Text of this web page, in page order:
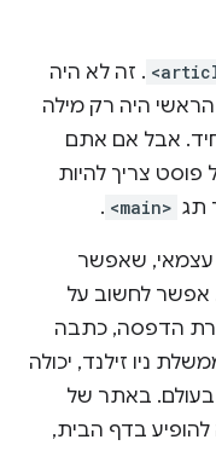
. זה לא היה
היה רק מילה
אבל אם אתם
פוסט צריך להיות
תג <main>
.
עצמאי, שאפשר
אפשר לחשוב על
הדפסה, כתבה
ניו זילנד, יכולה
באתר של
בדף הבית,